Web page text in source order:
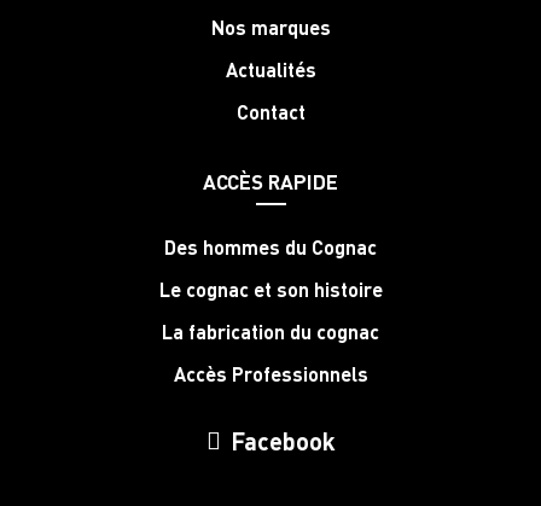
Nos marques
Actualités
Contact
ACCÈS RAPIDE
Des hommes du Cognac
Le cognac et son histoire
La fabrication du cognac
Accès Professionnels
Facebook